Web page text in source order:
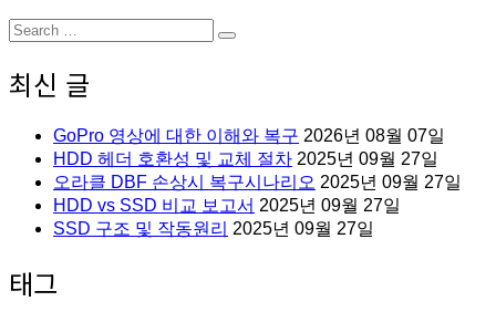
Search
for:
Search
최신 글
GoPro 영상에 대한 이해와 복구 2026년 08월 07일
HDD 헤더 호환성 및 교체 절차 2025년 09월 27일
오라클 DBF 손상시 복구시나리오 2025년 09월 27일
HDD vs SSD 비교 보고서 2025년 09월 27일
SSD 구조 및 작동원리 2025년 09월 27일
태그